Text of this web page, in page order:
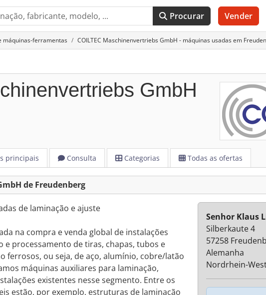
Procurar Vender
máquinas-ferramentas COILTEC Maschinenvertriebs GmbH - máquinas usadas em
GmbH
principais Consulta Categorias Todas as ofertas
de Freudenberg
de laminação e ajuste
na compra e venda global de instalações
e processamento de tiras, chapas, tubos e
ferrosos, ou seja, de aço, alumínio, cobre/latão
máquinas auxiliares para laminação,
existentes nesse segmento. Entre os
estão, por exemplo, estruturas de laminação
Senhor Klaus
Silberkaute 4
57258
Alemanha
Nordrhein-